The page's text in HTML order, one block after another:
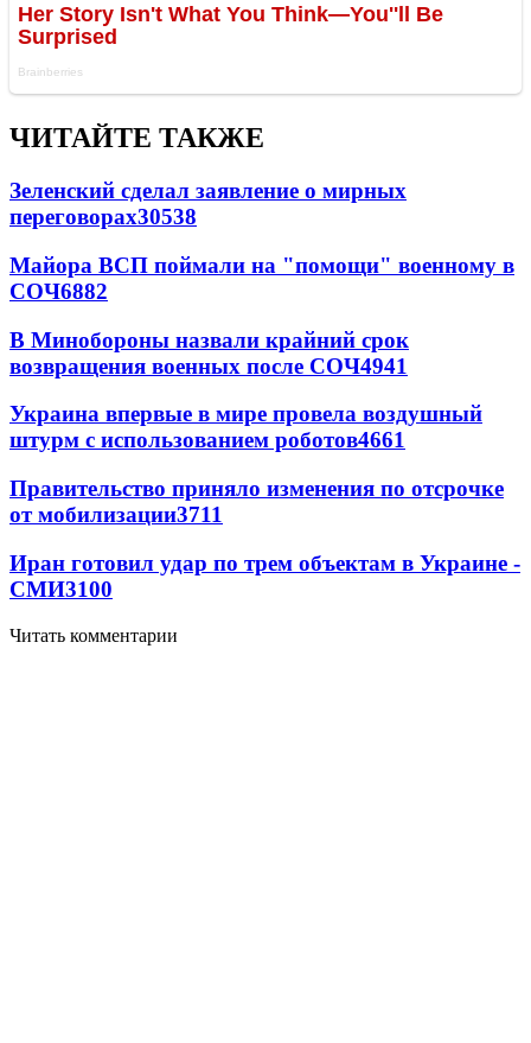
ЧИТАЙТЕ ТАКЖЕ
Зеленский сделал заявление о мирных
переговорах30538
Майора ВСП поймали на "помощи" военному в
СОЧ6882
В Минобороны назвали крайний срок
возвращения военных после СОЧ4941
Украина впервые в мире провела воздушный
штурм с использованием роботов4661
Правительство приняло изменения по отсрочке
от мобилизации3711
Иран готовил удар по трем объектам в Украине -
СМИ3100
Читать комментарии